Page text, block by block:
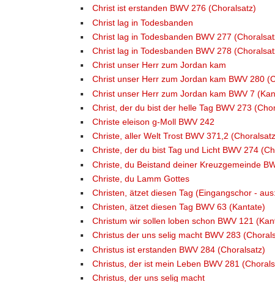
Christ ist erstanden BWV 276 (Choralsatz)
Christ lag in Todesbanden
Christ lag in Todesbanden BWV 277
Christ lag in Todesbanden BWV 278
Christ unser Herr zum Jordan kam
Christ unser Herr zum Jordan kam BWV 280
Christ unser Herr zum Jordan kam BWV 7
Christ, der du bist der helle Tag BWV 273
Christe eleison g-Moll BWV 242
Christe, aller Welt Trost BWV 371,2
Christe, der du bist Tag und Licht BWV 274
Christe, du Beistand deiner Kreuzgemeinde
Christe, du Lamm Gottes
Christen, ätzet diesen Tag (Eingangschor -
Christen, ätzet diesen Tag BWV 63 (Kantate)
Christum wir sollen loben schon BWV 121
Christus der uns selig macht BWV 283
Christus ist erstanden BWV 284 (Choralsatz)
Christus, der ist mein Leben BWV 281
Christus, der uns selig macht